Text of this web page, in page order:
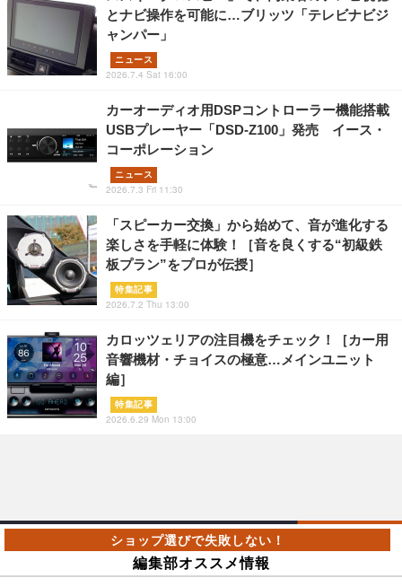
とナビ操作を可能に…ブリッツ「テレビナビジ
ャンパー」
ニュース
2026.7.4 Sat 16:00
カーオーディオ用DSPコントローラー機能搭載
USBプレーヤー「DSD-Z100」発売 イース・
コーポレーション
ニュース
2026.7.3 Fri 11:30
「スピーカー交換」から始めて、音が進化する
楽しさを手軽に体験！［音を良くする“初級鉄
板プラン”をプロが伝授］
特集記事
2026.7.2 Thu 13:00
カロッツェリアの注目機をチェック！［カー用
音響機材・チョイスの極意…メインユニット
編］
特集記事
2026.6.29 Mon 13:00
編集部オススメ情報